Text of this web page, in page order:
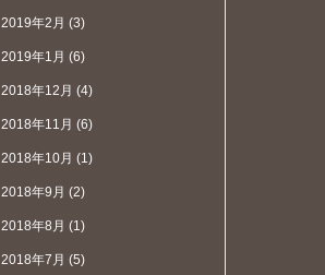
2019年2月 (3)
2019年1月 (6)
2018年12月 (4)
2018年11月 (6)
2018年10月 (1)
2018年9月 (2)
2018年8月 (1)
2018年7月 (5)